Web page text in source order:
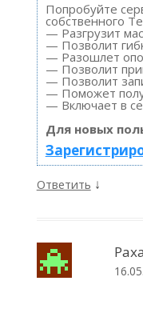
Попробуйте
собственного
— Разгрузит
— Позволит
— Разошлет
— Позволит
— Позволит
— Поможет
— Включает в
Для новых
Ответить ↓